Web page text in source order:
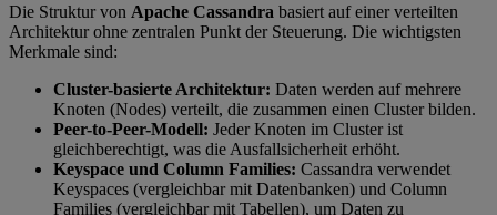
Die Struktur von Apache Cassandra basiert auf einer verteilten
Architektur ohne zentralen Punkt der Steuerung. Die wichtigsten
Merkmale sind:
Cluster-basierte Architektur: Daten werden auf mehrere
Knoten (Nodes) verteilt, die zusammen einen Cluster bilden.
Peer-to-Peer-Modell: Jeder Knoten im Cluster ist
gleichberechtigt, was die Ausfallsicherheit erhöht.
Keyspace und Column Families: Cassandra verwendet
Keyspaces (vergleichbar mit Datenbanken) und Column
Families (vergleichbar mit Tabellen), um Daten zu